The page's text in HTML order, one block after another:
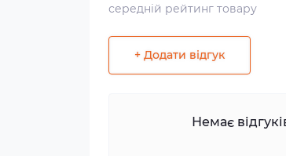
середній рейтинг товару
+ Додати відгук
Немає